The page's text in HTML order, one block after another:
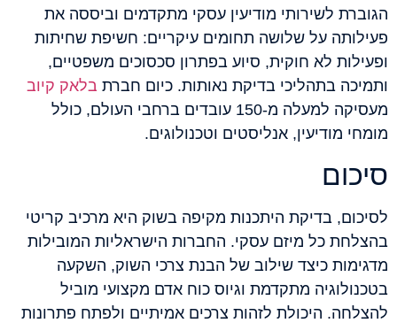
הגוברת לשירותי מודיעין עסקי מתקדמים וביססה את
פעילותה על שלושה תחומים עיקריים: חשיפת שחיתות
ופעילות לא חוקית, סיוע בפתרון סכסוכים משפטיים,
ותמיכה בתהליכי בדיקת נאותות. כיום חברת בלאק קיוב
מעסיקה למעלה מ-150 עובדים ברחבי העולם, כולל
מומחי מודיעין, אנליסטים וטכנולוגים.
סיכום
לסיכום, בדיקת היתכנות מקיפה בשוק היא מרכיב קריטי
בהצלחת כל מיזם עסקי. החברות הישראליות המובילות
מדגימות כיצד שילוב של הבנת צרכי השוק, השקעה
בטכנולוגיה מתקדמת וגיוס כוח אדם מקצועי מוביל
להצלחה. היכולת לזהות צרכים אמיתיים ולפתח פתרונות